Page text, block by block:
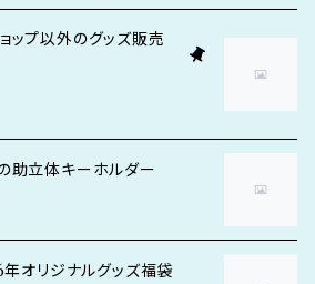
ップ以外のグッズ販売
助立体キーホルダー
年オリジナルグッズ福袋